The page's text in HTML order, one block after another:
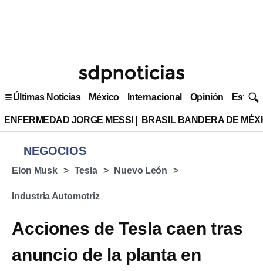
Últimas Noticias México Internacional Opinión Estilo
ENFERMEDAD JORGE MESSI BRASIL BANDERA DE
NEGOCIOS
Elon Musk Tesla Nuevo León
Industria Automotriz
Acciones de Tesla caen tras
anuncio de la planta en